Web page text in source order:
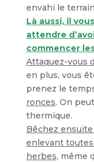
envahi le
Là aussi, il
attendre
commencer
Attaquez-vous
en plus, vous
prenez le
ronces. On
thermique.
Bêchez
enlevant toutes
herbes, même